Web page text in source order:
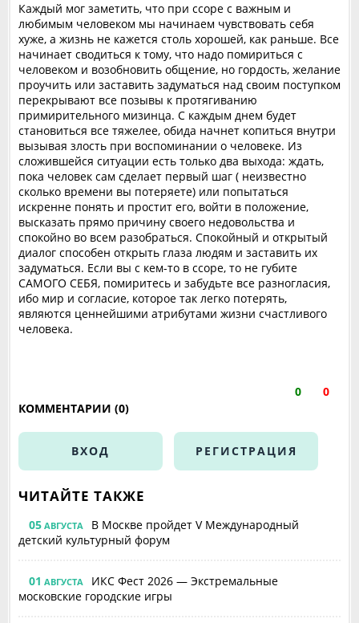
Каждый мог заметить, что при ссоре с важным и
любимым человеком мы начинаем чувствовать себя
хуже, а жизнь не кажется столь хорошей, как раньше. Все
начинает сводиться к тому, что надо помириться с
человеком и возобновить общение, но гордость, желание
проучить или заставить задуматься над своим поступком
перекрывают все позывы к протягиванию
примирительного мизинца. С каждым днем будет
становиться все тяжелее, обида начнет копиться внутри
вызывая злость при воспоминании о человеке. Из
сложившейся ситуации есть только два выхода: ждать,
пока человек сам сделает первый шаг ( неизвестно
сколько времени вы потеряете) или попытаться
искренне понять и простит его, войти в положение,
высказать прямо причину своего недовольства и
спокойно во всем разобраться. Спокойный и открытый
диалог способен открыть глаза людям и заставить их
задуматься. Если вы с кем-то в ссоре, то не губите
САМОГО СЕБЯ, помиритесь и забудьте все разногласия,
ибо мир и согласие, которое так легко потерять,
являются ценнейшими атрибутами жизни счастливого
человека.
0
0
КОММЕНТАРИИ (0)
ВХОД РЕГИСТРАЦИЯ
ЧИТАЙТЕ ТАКЖЕ
05 АВГУСТА
В Москве пройдет V Международный
детский культурный форум
01 АВГУСТА
ИКС Фест 2026 — Экстремальные
московские городские игры